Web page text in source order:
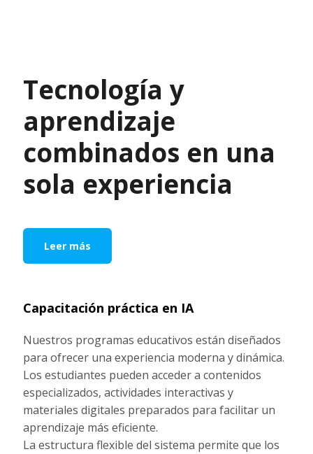
Tecnología y
aprendizaje
combinados en una
sola experiencia
Leer más
Capacitación práctica en IA
Nuestros programas educativos están diseñados
para ofrecer una experiencia moderna y dinámica.
Los estudiantes pueden acceder a contenidos
especializados, actividades interactivas y
materiales digitales preparados para facilitar un
aprendizaje más eficiente.
La estructura flexible del sistema permite que los